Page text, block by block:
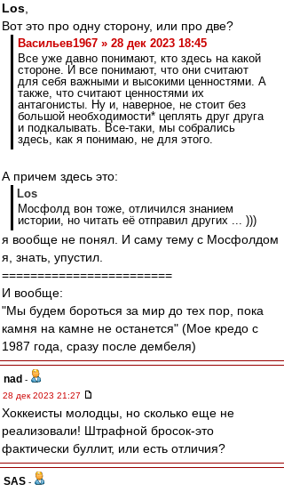
Los
Вот это про одну сторону, или про две?
Васильев1967 » 28 дек 2023 18:45
Все уже давно понимают, кто здесь на какой
стороне. И все понимают, что они считают
для себя важными и высокими ценностями. А
также, что считают ценностями их
антагонисты. Ну и, наверное, не стоит без
большой необходимости* цеплять друг друга
и подкалывать. Все-таки, мы собрались
здесь, как я понимаю, не для этого.
А причем здесь это:
Los
Мосфолд вон тоже, отличился знанием
истории, но читать её отправил других ... )))
я вообще не понял. И саму тему с Мосфолдом
я, знать, упустил.
========================
И вообще:
"Мы будем бороться за мир до тех пор, пока
камня на камне не останется" (Мое кредо с
1987 года, сразу после дембеля)
nad -
28 дек 2023 21:27
Хоккеисты молодцы, но сколько еще не
реализовали! Штрафной бросок-это
фактически буллит, или есть отличия?
SAS -